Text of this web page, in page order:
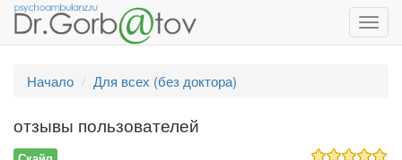
Начало
Для всех (без доктора)
отзывы пользователей